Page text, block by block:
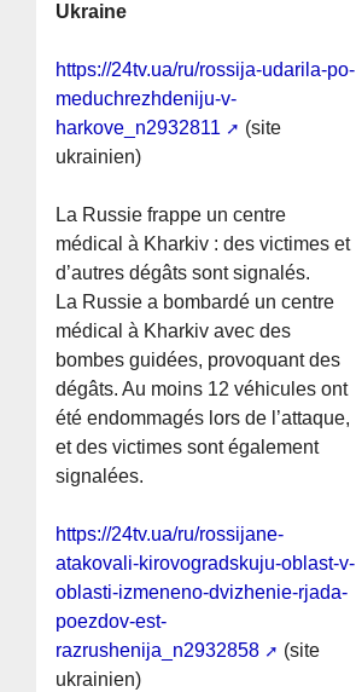
Ukraine
https://24tv.ua/ru/rossija-udarila-po-
meduchrezhdeniju-v-
harkove_n2932811
(site
ukrainien)
La Russie frappe un centre
médical à Kharkiv : des victimes et
d’autres dégâts sont signalés.
La Russie a bombardé un centre
médical à Kharkiv avec des
bombes guidées, provoquant des
dégâts. Au moins 12 véhicules ont
été endommagés lors de l’attaque,
et des victimes sont également
signalées.
https://24tv.ua/ru/rossijane-
atakovali-kirovogradskuju-oblast-v-
oblasti-izmeneno-dvizhenie-rjada-
poezdov-est-
razrushenija_n2932858
(site
ukrainien)